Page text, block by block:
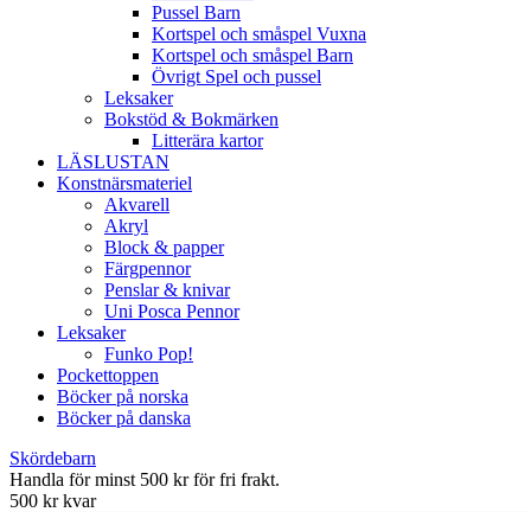
Pussel Barn
Kortspel och småspel Vuxna
Kortspel och småspel Barn
Övrigt Spel och pussel
Leksaker
Bokstöd & Bokmärken
Litterära kartor
LÄSLUSTAN
Konstnärsmateriel
Akvarell
Akryl
Block & papper
Färgpennor
Penslar & knivar
Uni Posca Pennor
Leksaker
Funko Pop!
Pockettoppen
Böcker på norska
Böcker på danska
Skördebarn
Handla för minst 500 kr för fri frakt.
500 kr kvar